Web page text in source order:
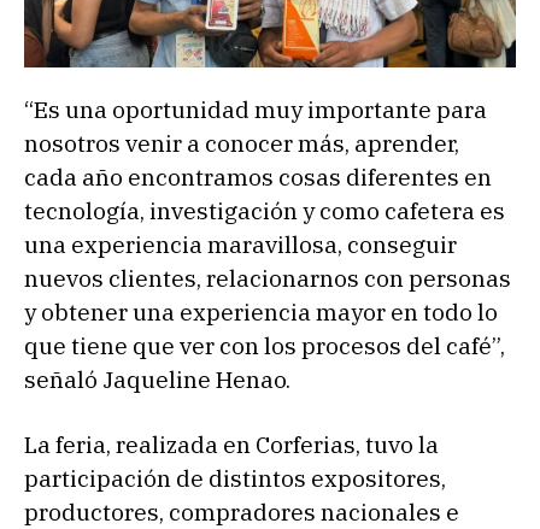
“Es una oportunidad muy importante para
nosotros venir a conocer más, aprender,
cada año encontramos cosas diferentes en
tecnología, investigación y como cafetera es
una experiencia maravillosa, conseguir
nuevos clientes, relacionarnos con personas
y obtener una experiencia mayor en todo lo
que tiene que ver con los procesos del café”,
señaló Jaqueline Henao.
La feria, realizada en Corferias, tuvo la
participación de distintos expositores,
productores, compradores nacionales e